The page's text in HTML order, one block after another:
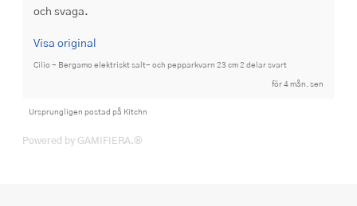
och svaga.
Visa original
Cilio - Bergamo elektriskt salt- och pepparkvarn 23 cm 2 delar svart
för 4 mån. sen
Ursprungligen postad på Kitchn
Powered by GAMIFIERA.®